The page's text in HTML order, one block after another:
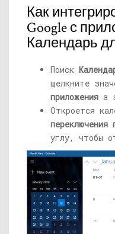
Как
Google с
Календарь
Поиск
щелкните
приложения а
Откроется
переключения
углу, чтобы